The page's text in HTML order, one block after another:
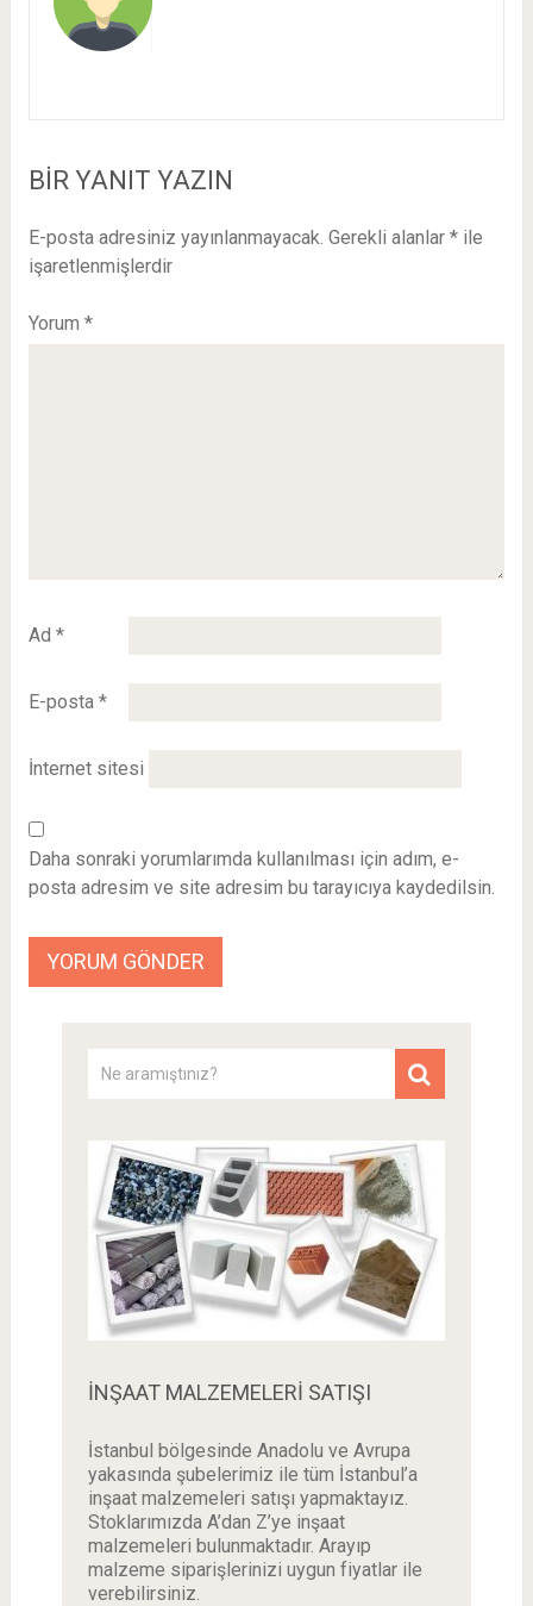
BIR YANIT YAZIN
E-posta adresiniz yayınlanmayacak. Gerekli alanlar *ile
işaretlenmişlerdir
Yorum *
Ad *
E-posta *
İnternet sitesi
Daha sonraki yorumlarımda kullanılması için adım, e-
posta adresim ve site adresim bu tarayıcıya kaydedilsin.
İNŞAAT MALZEMELERI SATIŞI
İstanbul bölgesinde Anadolu ve Avrupa
yakasında şubelerimiz ile tüm İstanbul’a
inşaat malzemeleri satışı yapmaktayız.
Stoklarımızda A’dan Z’ye inşaat
malzemeleri bulunmaktadır. Arayıp
malzeme siparişlerinizi uygun fiyatlar ile
verebilirsiniz.